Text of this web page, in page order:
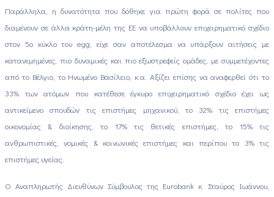
Παράλληλα, η δυνατότητα που δόθηκε για πρώτη φορά σε πολίτες που
διαμένουν σε άλλα κράτη-μέλη της ΕΕ να υποβάλλουν επιχειρηματικό σχέδιο
στον 5ο κύκλο του egg, είχε σαν αποτέλεσμα να υπάρξουν αιτήσεις με
κατανεμημένες, πιο δυναμικές και πιο εξωστρεφείς ομάδες, με συμμετέχοντες
από το Βέλγιο, το Ηνωμένο Βασίλειο, κ.α. Αξίζει επίσης να αναφερθεί ότι το
33% των ατόμων που κατέθεσε έγκυρο επιχειρηματικό σχέδιο έχει ως
αντικείμενο σπουδών τις επιστήμες μηχανικού, το 32% τις επιστήμες
οικονομίας & διοίκησης, το 17% τις θετικές επιστήμες, το 15% τις
ανθρωπιστικές, νομικές & κοινωνικές επιστήμες και περίπου το 3% τις
επιστήμες υγείας.
Ο Αναπληρωτής Διευθύνων Σύμβουλος της Eurobank κ. Σταύρος Ιωάννου,